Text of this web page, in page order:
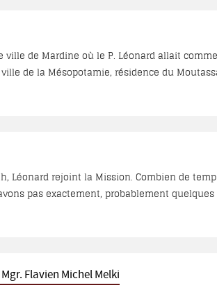
ville de Mardine où le P. Léonard allait
de la Mésopotamie, résidence du
Le P. Hyacinthe Simon donne des
de temps exactement dura son séjour à Baabdath ?
pas exactement, probablement
est sûr, c’est qu’avant Noël de cette
Flavien Michel Melki